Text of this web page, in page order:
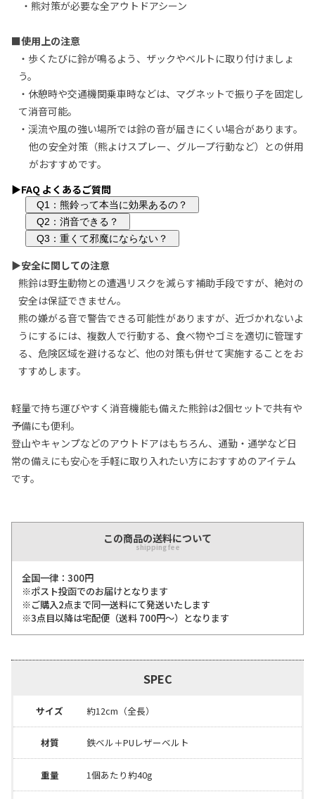
・熊対策が必要な全アウトドアシーン
■使用上の注意
・歩くたびに鈴が鳴るよう、ザックやベルトに取り付けましょ
う。
・休憩時や交通機関乗車時などは、マグネットで振り子を固定し
て消音可能。
・渓流や風の強い場所では鈴の音が届きにくい場合があります。
他の安全対策（熊よけスプレー、グループ行動など）との併用
がおすすめです。
▶FAQ よくあるご質問
Q1：熊鈴って本当に効果あるの？
Q2：消音できる？
Q3：重くて邪魔にならない？
▶安全に関しての注意
熊鈴は野生動物との遭遇リスクを減らす補助手段ですが、絶対の
安全は保証できません。
熊の嫌がる音で警告できる可能性がありますが、近づかれないよ
うにするには、複数人で行動する、食べ物やゴミを適切に管理す
る、危険区域を避けるなど、他の対策も併せて実施することをお
すすめします。
軽量で持ち運びやすく消音機能も備えた熊鈴は2個セットで共有や
予備にも便利。
登山やキャンプなどのアウトドアはもちろん、通勤・通学など日
常の備えにも安心を手軽に取り入れたい方におすすめのアイテム
です。
この商品の送料について
shipping fee
全国一律：300円
※ポスト投函でのお届けとなります
※ご購入2点まで同一送料にて発送いたします
※3点目以降は宅配便（送料 700円〜）となります
SPEC
サイズ 約12cm（全長）
材質 鉄ベル＋PUレザーベルト
重量 1個あたり約40g